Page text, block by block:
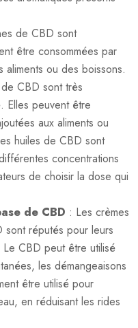
de CBD sont
être consommées par
ou des boissons.
CBD sont très
Elles peuvent être
aux aliments ou
huiles de CBD sont
concentrations
de choisir la dose qui
de CBD : Les crèmes
réputés pour leurs
CBD peut être utilisé
les démangeaisons
être utilisé pour
en réduisant les rides